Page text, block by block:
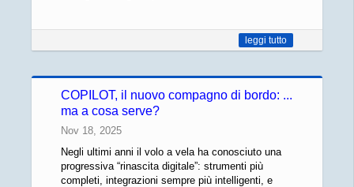
leggi tutto
COPILOT, il nuovo compagno di bordo: ...
ma a cosa serve?
Nov 18, 2025
Negli ultimi anni il volo a vela ha conosciuto una
progressiva “rinascita digitale”: strumenti più
completi, integrazioni sempre più intelligenti, e